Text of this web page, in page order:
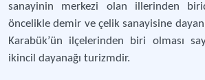
sanayinin merkezi olan illerinden
öncelikle demir ve çelik sanayisine
Karabük’ün ilçelerinden biri olması
ikincil dayanağı turizmdir.